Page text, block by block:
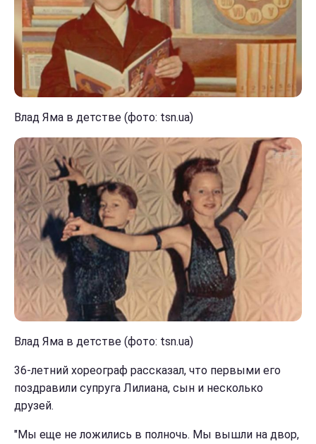
Влад Яма в детстве (фото: tsn.ua)
Влад Яма в детстве (фото: tsn.ua)
36-летний хореограф рассказал, что первыми его
поздравили супруга Лилиана, сын и несколько
друзей.
"Мы еще не ложились в полночь. Мы вышли на двор,